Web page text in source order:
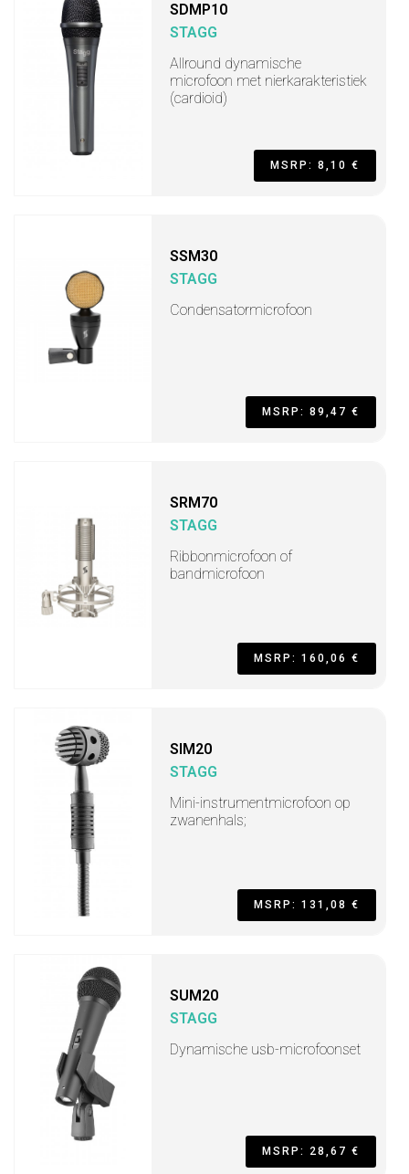
SDMP10
STAGG
Allround dynamische
microfoon met nierkarakteristiek
(cardioid)
MSRP: 8,10 €
SSM30
STAGG
Condensatormicrofoon
MSRP: 89,47 €
SRM70
STAGG
Ribbonmicrofoon of
bandmicrofoon
MSRP: 160,06 €
SIM20
STAGG
Mini-instrumentmicrofoon op
zwanenhals;
MSRP: 131,08 €
SUM20
STAGG
Dynamische usb-microfoonset
MSRP: 28,67 €